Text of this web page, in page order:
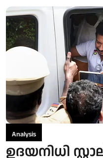
Analysis
ഉദയനിധി